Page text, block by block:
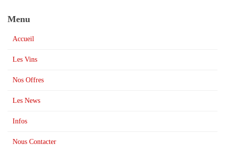
Menu
Accueil
Les Vins
Nos Offres
Les News
Infos
Nous Contacter